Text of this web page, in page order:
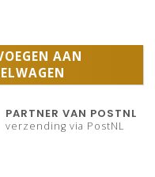
AAN
PARTNER VAN POSTNL
verzending via PostNL